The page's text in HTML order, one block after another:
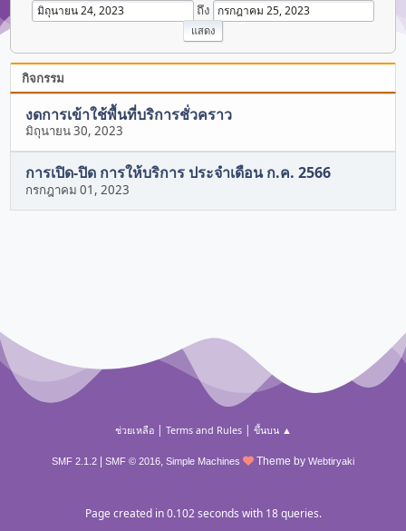
ถึง
กิจกรรม
งดการเข้าใช้พื้นที่บริการชั่วคราว
มิถุนายน 30, 2023
การเปิด-ปิด การให้บริการ ประจำเดือน ก.ค. 2566
กรกฎาคม 01, 2023
ช่วยเหลือ| Terms and Rules| ขึ้นบน ▲
SMF 2.1.2 SMF © 2016, Simple Machines Theme by Webtiryaki
Page created in 0.102 seconds with 18 queries.